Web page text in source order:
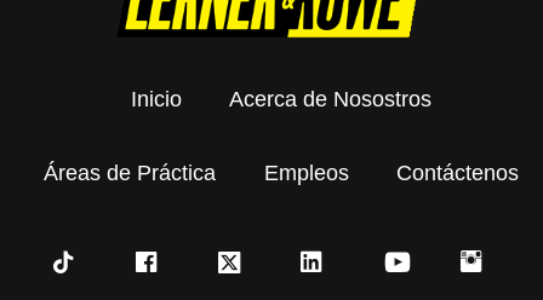
Inicio Acerca de Nosostros
Áreas de Práctica Empleos Contáctenos